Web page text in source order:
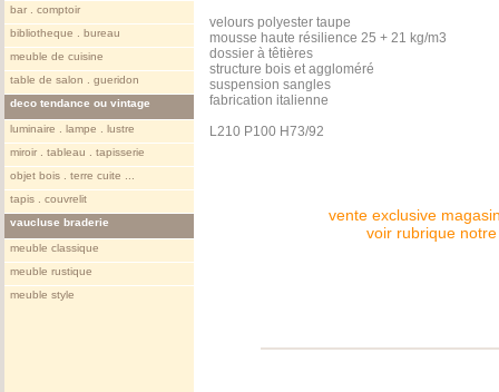
bar . comptoir
bibliotheque . bureau
meuble de cuisine
table de salon . gueridon
deco tendance ou vintage
luminaire . lampe . lustre
miroir . tableau . tapisserie
objet bois . terre cuite ...
tapis . couvrelit
vaucluse braderie
meuble classique
meuble rustique
meuble style
velours polyester taupe
mousse haute résilience 25 + 21 kg/m3
dossier à têtières
structure bois et aggloméré
suspension sangles
fabrication italienne
L210 P100 H73/92
vente exclusive
voir rubrique